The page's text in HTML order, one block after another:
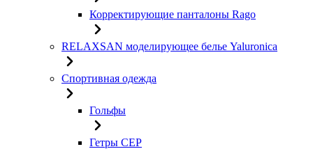
Корректирующие панталоны Rago
RELAXSAN моделирующее белье Yaluroniсa
Спортивная одежда
Гольфы
Гетры CEP